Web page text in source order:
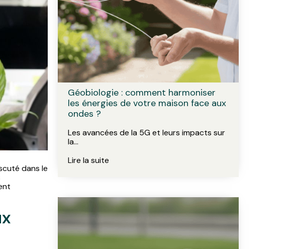
dans le
Géobiologie : comment harmoniser
les énergies de votre maison face aux
ondes ?
Les avancées de la 5G et leurs impacts sur
la…
Lire la suite